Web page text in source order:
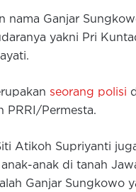
nama Ganjar
yakni Pri
seorang polisi
PRRI/Permesta.
Atikoh Supriyanti
anak di tanah
Ganjar Sungkowo